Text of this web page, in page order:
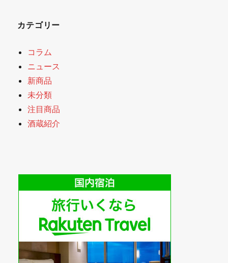
カテゴリー
コラム
ニュース
新商品
未分類
注目商品
酒蔵紹介